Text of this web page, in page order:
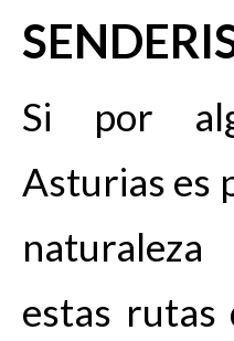
Si por
Asturias es
estas rutas